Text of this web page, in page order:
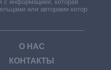
с информацией, которая
или авторами которой
О НАС
КОНТАКТЫ